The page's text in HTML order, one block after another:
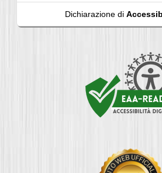
Dichiarazione di